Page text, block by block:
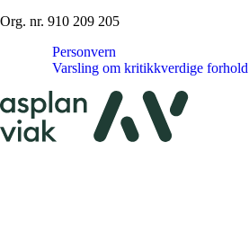
Org. nr. 910 209 205
Personvern
Varsling om kritikkverdige forhold